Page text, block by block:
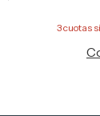
3cuotas